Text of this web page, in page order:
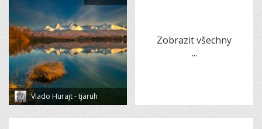
Vlado Hurajt - tjaruh
Zobrazit všechny
...